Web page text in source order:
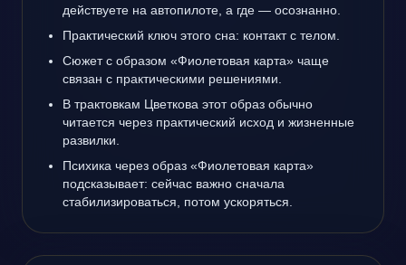
действуете на автопилоте, а где — осознанно.
Практический ключ этого сна: контакт с телом.
Сюжет с образом «Фиолетовая карта» чаще
связан с практическими решениями.
В трактовкам Цветкова этот образ обычно
читается через практический исход и жизненные
развилки.
Психика через образ «Фиолетовая карта»
подсказывает: сейчас важно сначала
стабилизироваться, потом ускоряться.